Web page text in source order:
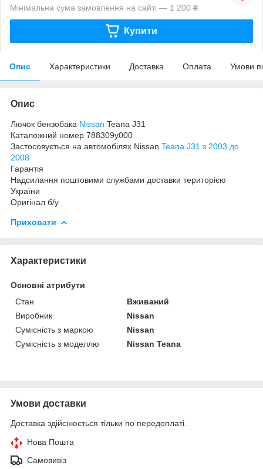
Мінімальна сума замовлення на сайті — 1 200 ₴
Купити
Опис Характеристики Доставка Оплата Умови
Опис
Лючок бензобака Nissan Teana J31
Каталожний номер 788309y000
Застосовується на автомобілях Nissan Teana J31 з 2003 до
2008
Гарантія
Надсилання поштовими службами доставки територією
України
Оригінал б/у
Приховати
Характеристики
Основні атрибути
Стан
Вживаний
Виробник
Nissan
Сумісність з маркою
Nissan
Сумісність з моделлю
Nissan Teana
Умови доставки
Доставка здійснюється тільки по передоплаті.
Нова Пошта
Самовивіз